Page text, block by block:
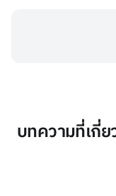
บทความที่เกี่ย